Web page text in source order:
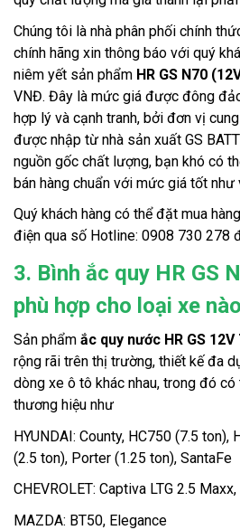
Chúng tôi là nhà phân phối chính
chính hãng xin thông báo với quý
niêm yết sản phẩm HR GS N70
VNĐ. Đây là mức giá được đông
hợp lý và cạnh tranh, bởi đơn vị
được nhập từ nhà sản xuất GS
nguồn gốc chất lượng, bạn khó có
bán hàng chuẩn với mức giá tốt như
Quý khách hàng có thể đặt mua
điện qua số Hotline: 0908 730 278
3. Bình ắc quy HR GS
phù hợp cho loại xe
Sản phẩm ắc quy nước HR GS 12V
rộng rãi trên thị trường, thiết kế đa
dòng xe ô tô khác nhau, trong đó
thương hiệu như
HYUNDAI: County, HC750 (7.5 ton),
(2.5 ton), Porter (1.25 ton), SantaFe
CHEVROLET: Captiva LTG 2.5
MAZDA: BT50, Elegance